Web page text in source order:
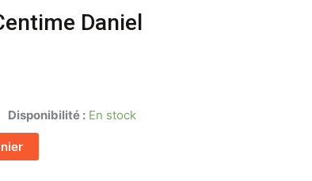
Daniel
Disponibilité : En stock